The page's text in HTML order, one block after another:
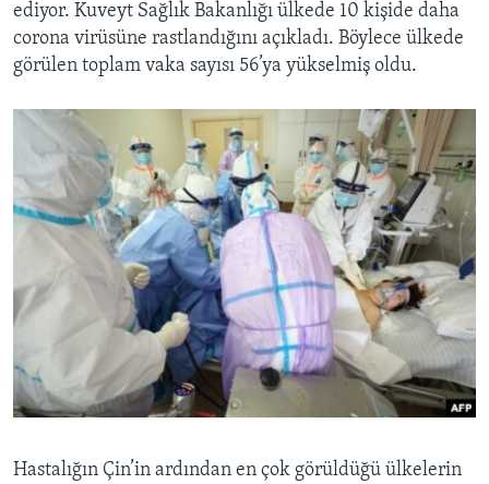
ediyor. Kuveyt Sağlık Bakanlığı ülkede 10 kişide daha
corona virüsüne rastlandığını açıkladı. Böylece ülkede
görülen toplam vaka sayısı 56’ya yükselmiş oldu.
Hastalığın Çin’in ardından en çok görüldüğü ülkelerin